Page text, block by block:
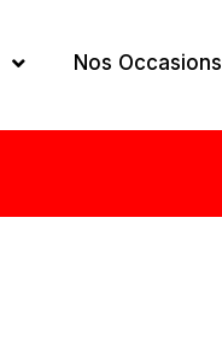
Nos Occasions